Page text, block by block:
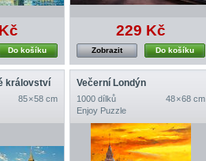
Do košíku
229 Kč
Do košíku
Zobrazit
království
85 × 58 cm
Večerní Londýn
1000 dílků
48 × 68 cm
Enjoy Puzzle